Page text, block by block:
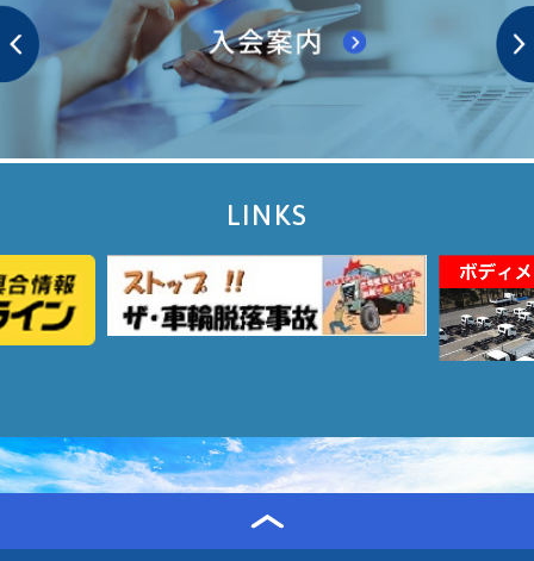
LINKS